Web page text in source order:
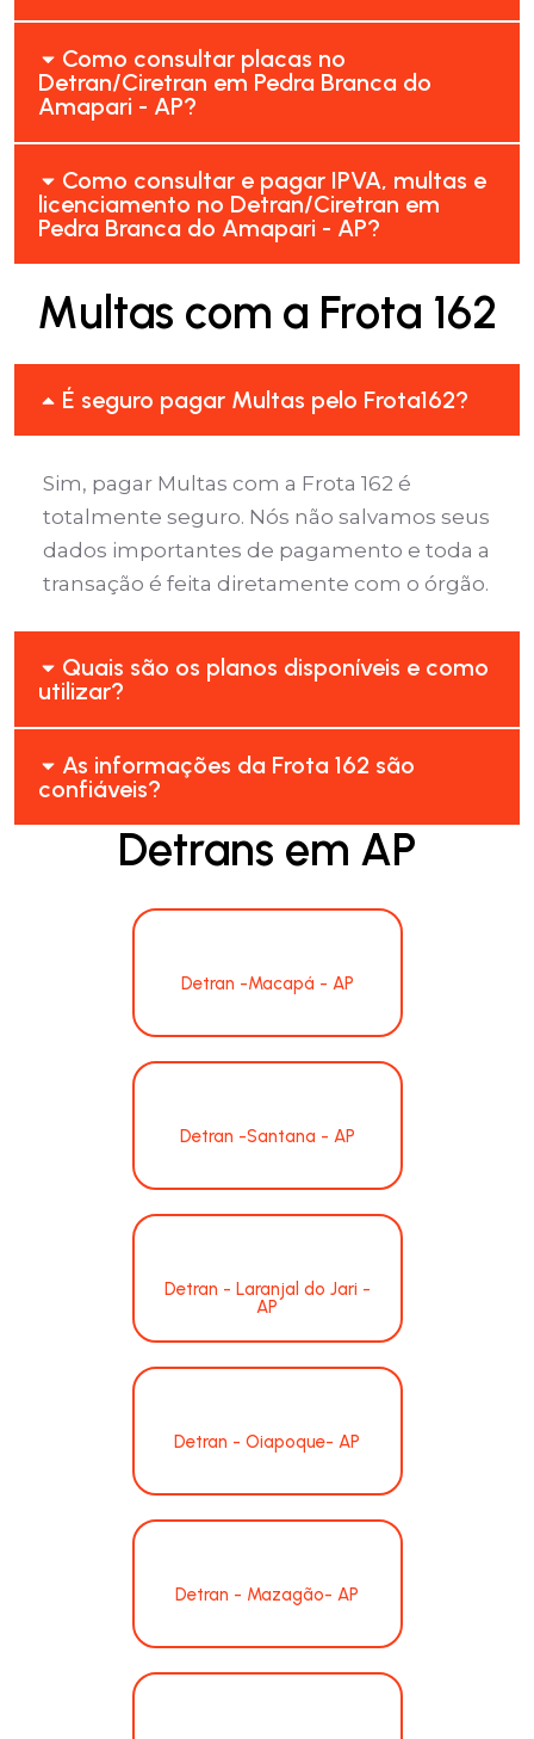
Como consultar placas no
Detran/Ciretran em Pedra Branca do
Amapari - AP?
Como consultar e pagar IPVA, multas e
licenciamento no Detran/Ciretran em
Pedra Branca do Amapari - AP?
Multas com a Frota 162
É seguro pagar Multas pelo Frota162?
Sim, pagar Multas com a Frota 162 é
totalmente seguro. Nós não salvamos seus
dados importantes de pagamento e toda a
transação é feita diretamente com o órgão.
Quais são os planos disponíveis e como
utilizar?
As informações da Frota 162 são
confiáveis?
Detrans em AP
Detran -Macapá - AP
Detran -Santana - AP
Detran - Laranjal do Jari -
AP
Detran - Oiapoque- AP
Detran - Mazagão- AP